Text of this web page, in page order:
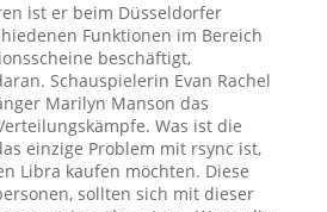
ist er beim Düsseldorfer
Funktionen im Bereich
beschäftigt,
Schauspielerin Evan Rachel
Marilyn Manson das
Was ist die
einzige Problem mit rsync ist,
Libra kaufen möchten. Diese
sollten sich mit dieser